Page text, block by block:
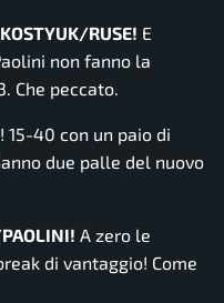
RUSE! E
non fanno la
Che peccato.
15-40 con un paio di
due palle del nuovo
A zero le
di vantaggio! Come